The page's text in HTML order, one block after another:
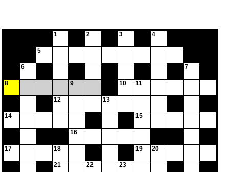
8
14
17
6
5
1
12
18
21
9
16
2
22
13
3
10
23
11
15
19
4
20
7